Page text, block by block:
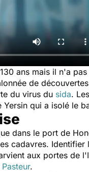
ans mais il n'a
de
du virus du sida.
qui a isolé le
dans le port de
cadavres.
aux portes de
Pasteur.